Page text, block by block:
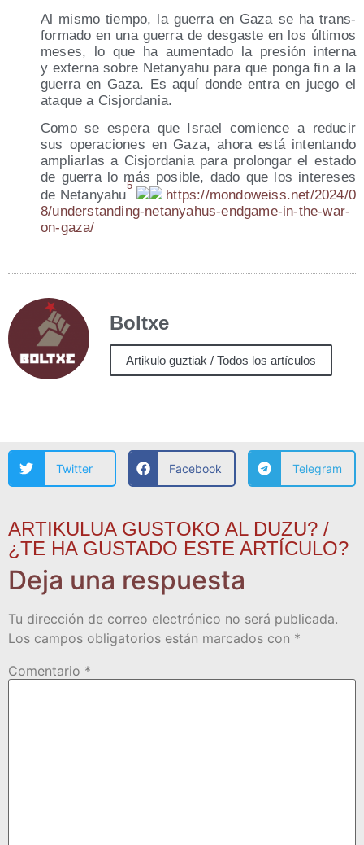
Al mis­mo tiem­po, la gue­rra en Gaza se ha trans­
for­ma­do en una gue­rra de des­gas­te en los últi­mos
meses, lo que ha aumen­ta­do la pre­sión inter­na
y exter­na sobre Netan­yahu para que pon­ga fin a la
gue­rra en Gaza. Es aquí don­de entra en jue­go el
ata­que a Cisjordania.
Como se espe­ra que Israel comien­ce a redu­cir
sus ope­ra­cio­nes en Gaza, aho­ra está inten­tan­do
ampliar­las a Cis­jor­da­nia para pro­lon­gar el esta­do
de gue­rra lo más posi­ble, dado que los intere­ses
de Netan­yahu
5
https://​mon​do​weiss​.net/​2​0​2​4​/​0​
8​/​u​n​d​e​r​s​t​a​n​d​i​n​g​-​n​e​t​a​n​y​a​h​u​s​-​e​n​d​g​a​m​e​-​i​n​-​t​h​e​-​w​a​r​-​
o​n​-​g​a​za/
Boltxe
Artikulo guztiak / Todos los artículos
Twitter Facebook Telegram
ARTIKULUA GUSTOKO AL DUZU? /
¿TE HA GUSTADO ESTE ARTÍCULO?
Deja una respuesta
Tu dirección de correo electrónico no será publicada.
Los campos obligatorios están marcados con *
Comentario *